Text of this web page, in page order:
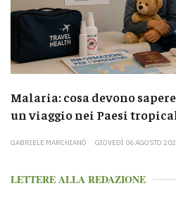
Malaria: cosa devono
un viaggio nei Paesi
GABRIELE MARCHIANÒ GIOVEDÌ 06 AGOSTO
LETTERE ALLA REDAZIONE